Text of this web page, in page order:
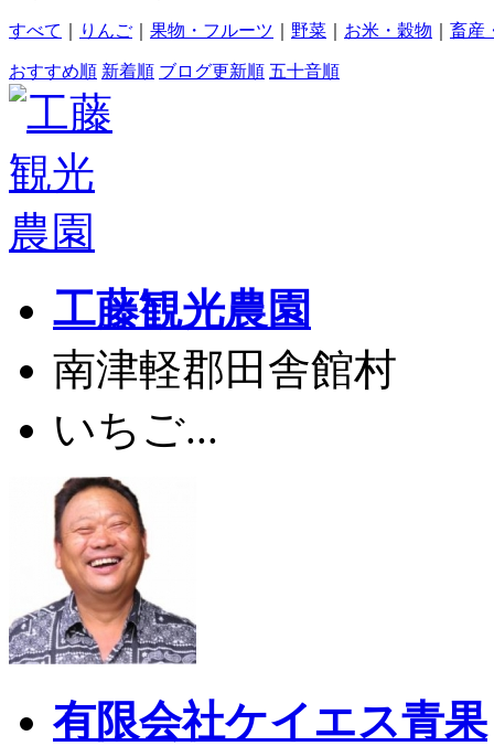
すべて りんご 果物・フルーツ 野菜 お米・穀物 畜産
おすすめ順 新着順 ブログ更新順 五十音順
工藤観光農園
南津軽郡田舎館村
いちご...
有限会社ケイエス青果